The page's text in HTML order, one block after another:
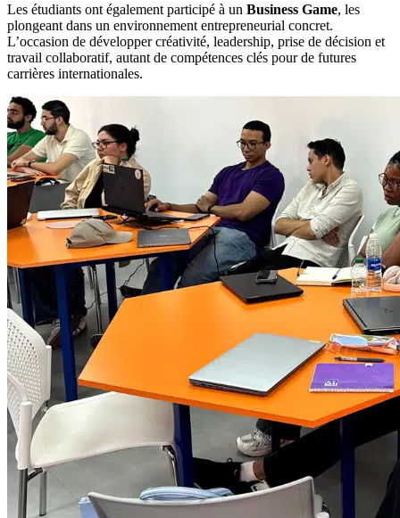
Les étudiants ont également participé à un Business Game, les
plongeant dans un environnement entrepreneurial concret.
L’occasion de développer créativité, leadership, prise de décision et
travail collaboratif, autant de compétences clés pour de futures
carrières internationales.